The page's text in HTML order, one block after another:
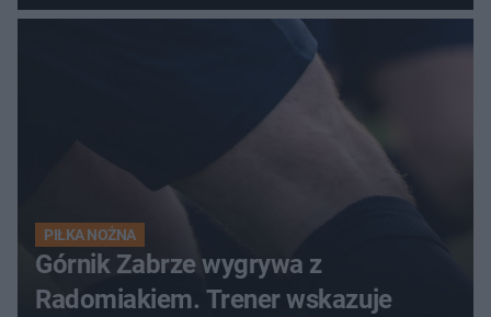
PIŁKA NOŻNA
Górnik Zabrze wygrywa z
Radomiakiem. Trener wskazuje